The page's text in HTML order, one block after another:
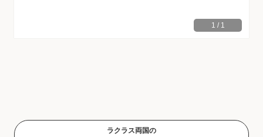
1 / 1
ラクラス両国の